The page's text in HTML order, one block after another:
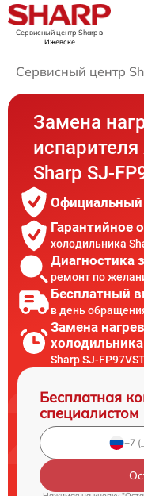
Сервисный центр Sharpв
Ижевске
Сервисный центр
Замена
Sharp SJ-
Официальный
Гарантийное
холодильника
Диагностика
ремонт по
Бесплатный
в день
Замена
холодильника
Sharp SJ-
Бесплатная
специалистом